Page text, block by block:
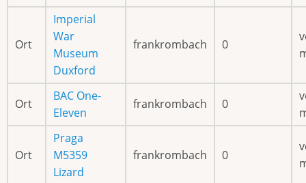
Ort
Imperial
War
Museum
Duxford
frankrombach 0
Ort
BAC One-
Eleven
frankrombach 0
Ort
Praga
M5359
Lizard
frankrombach 0